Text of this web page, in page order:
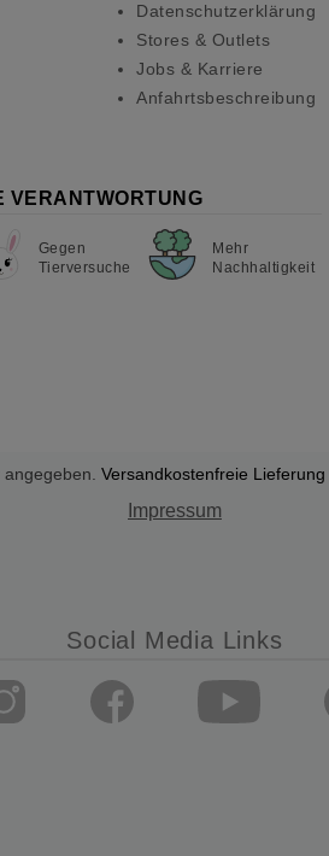
Datenschutzerklärung
Stores & Outlets
Jobs & Karriere
Anfahrtsbeschreibung
VERANTWORTUNG
Gegen
Tierversuche
Mehr
Nachhaltigkeit
Versandkostenfreie Lieferung
Impressum
Social Media Links